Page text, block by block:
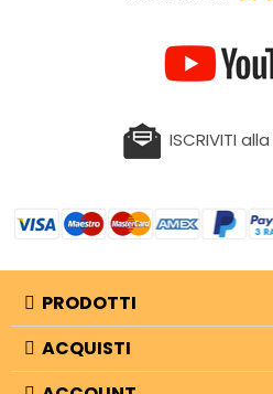
ISCRIVITI alla
PRODOTTI
ACQUISTI